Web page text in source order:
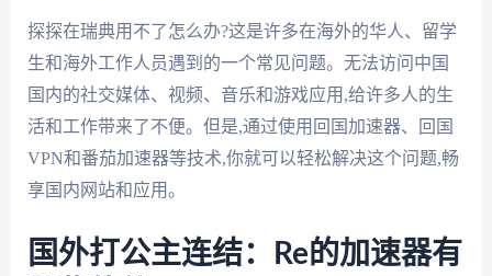
探探在瑞典用不了怎么办?这是许多在海外的华人、留学
生和海外工作人员遇到的一个常见问题。无法访问中国
国内的社交媒体、视频、音乐和游戏应用,给许多人的生
活和工作带来了不便。但是,通过使用回国加速器、回国
VPN和番茄加速器等技术,你就可以轻松解决这个问题,畅
享国内网站和应用。
国外打公主连结：Re的加速器有